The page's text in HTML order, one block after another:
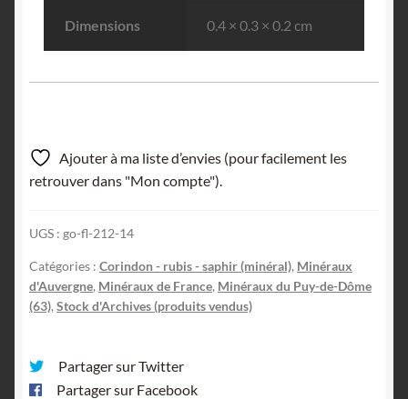
Dimensions 0.4 × 0.3 × 0.2 cm
Ajouter à ma liste d’envies (pour facilement les
retrouver dans "Mon compte").
UGS : go-fl-212-14
Catégories : Corindon - rubis - saphir (minéral), Minéraux
d'Auvergne, Minéraux de France, Minéraux du Puy-de-Dôme
(63), Stock d'Archives (produits vendus)
Partager sur Twitter
Partager sur Facebook